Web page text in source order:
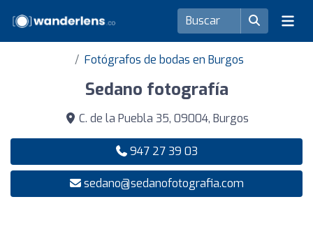
Fotógrafos de bodas en Burgos
Sedano fotografía
C. de la Puebla 35, 09004, Burgos
947 27 39 03
sedano@sedanofotografia.com